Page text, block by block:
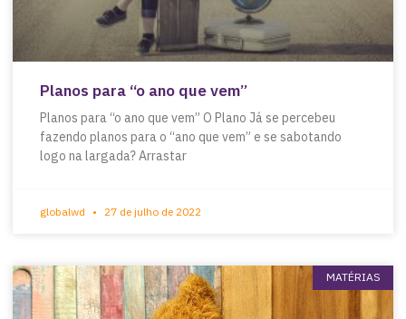
Planos para “o ano que vem”
Planos para “o ano que vem” O Plano Já se percebeu
fazendo planos para o “ano que vem” e se sabotando
logo na largada? Arrastar
globalwd 27 de julho de 2022
MATÉRIAS